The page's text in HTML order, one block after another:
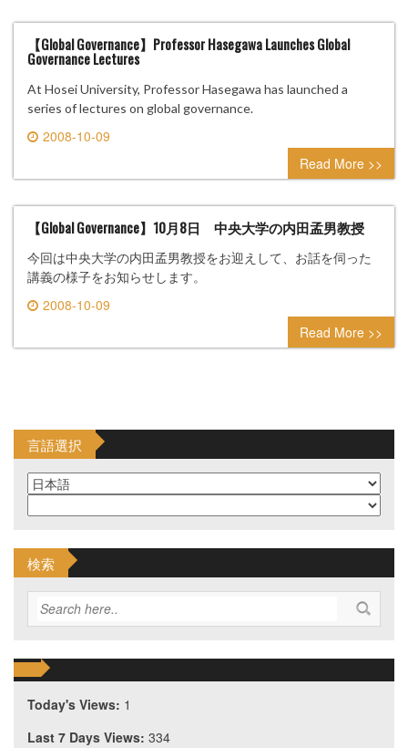
【Global Governance】Professor Hasegawa Launches Global
Governance Lectures
At Hosei University, Professor Hasegawa has launched a
series of lectures on global governance.
2008-10-09
0 comment
Read More >>
【Global Governance】10月8日 中央大学の内田孟男教授
今回は中央大学の内田孟男教授をお迎えして、お話を伺った
講義の様子をお知らせします。
2008-10-09
0 comment
Read More >>
言語選択
検索
Today's Views: 1
Last 7 Days Views: 334